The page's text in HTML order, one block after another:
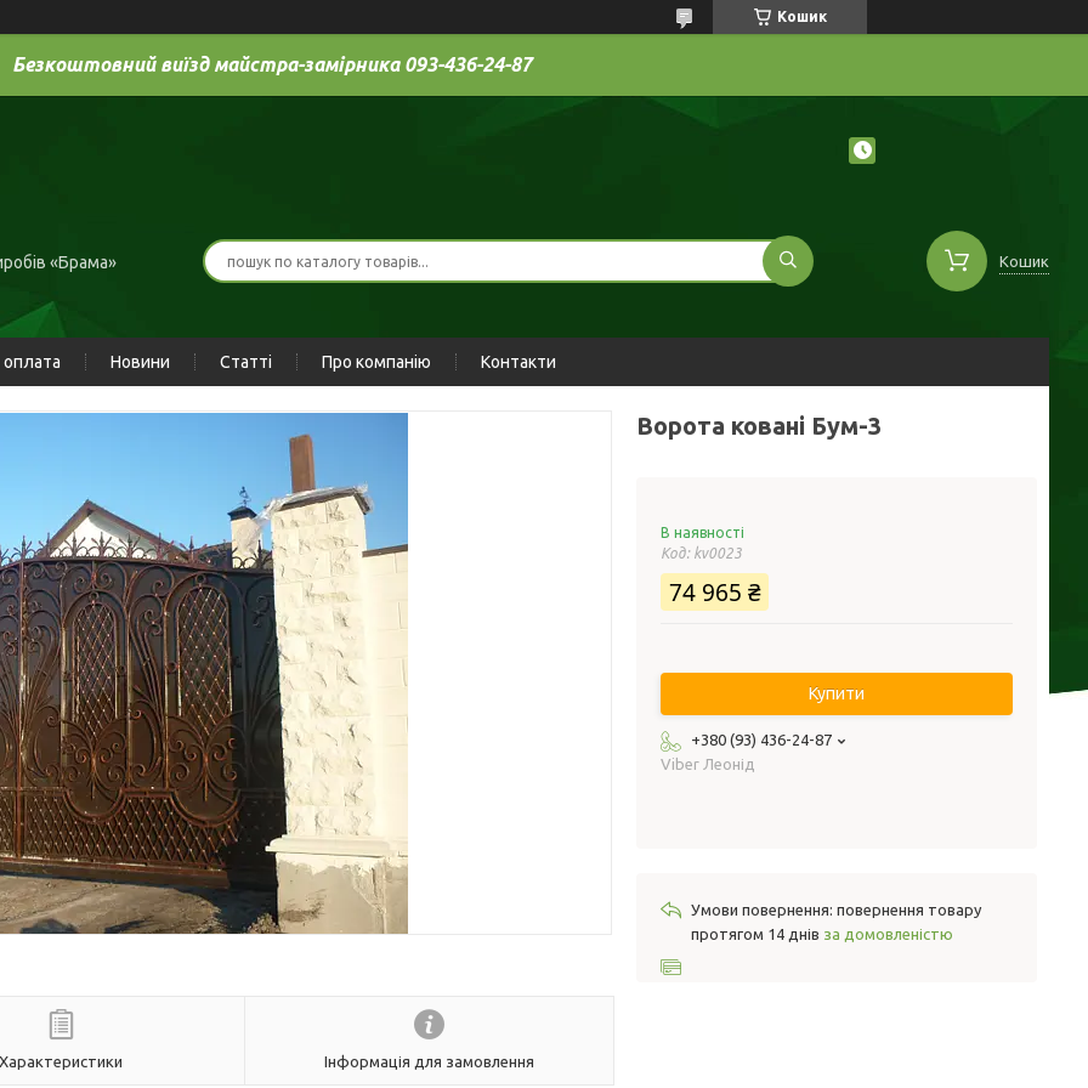
Кошик
Безкоштовний виїзд майстра-замірника 093-436-24-87
«Брама» Кошик
Новини Статті Про компанію Контакти
Характеристики Інформація для замовлення
Ворота ковані Бум-3
В наявності
Код: kv0023
74 965 ₴
Купити
+380 (93) 436-24-87
Viber Леонід
повернення товару
протягом 14 днів за домовленістю